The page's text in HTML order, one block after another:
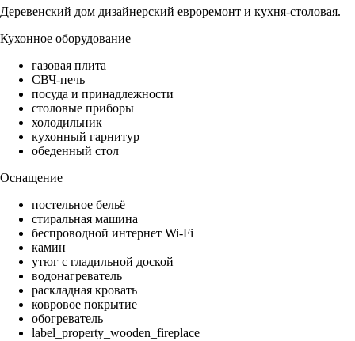
Деревенский дом дизайнерский евроремонт и кухня-столовая.
Кухонное оборудование
газовая плита
СВЧ-печь
посуда и принадлежности
столовые приборы
холодильник
кухонный гарнитур
обеденный стол
Оснащение
постельное бельё
стиральная машина
беспроводной интернет Wi-Fi
камин
утюг с гладильной доской
водонагреватель
раскладная кровать
ковровое покрытие
обогреватель
label_property_wooden_fireplace